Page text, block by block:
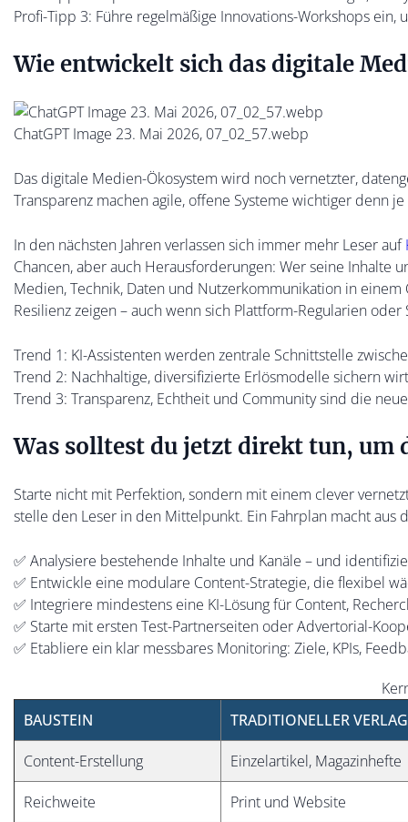
Profi-Tipp 3: Führe regelmäßige Innovations-Workshops
Wie entwickelt sich das digitale
ChatGPT Image 23. Mai 2026, 07_02_57.webp
Das digitale Medien-Ökosystem wird noch vernetzter,
Transparenz machen agile, offene Systeme wichtiger denn
In den nächsten Jahren verlassen sich immer mehr Leser auf
Chancen, aber auch Herausforderungen: Wer seine Inhalte
Medien, Technik, Daten und Nutzerkommunikation in
Resilienz zeigen – auch wenn sich Plattform-Regularien
Trend 1: KI-Assistenten werden zentrale Schnittstelle
Trend 2: Nachhaltige, diversifizierte Erlösmodelle sichern
Trend 3: Transparenz, Echtheit und Community sind die
Was solltest du jetzt direkt tun, um
Starte nicht mit Perfektion, sondern mit einem clever
stelle den Leser in den Mittelpunkt. Ein Fahrplan macht aus
✅ Analysiere bestehende Inhalte und Kanäle – und
✅ Entwickle eine modulare Content-Strategie, die flexibel
✅ Integriere mindestens eine KI-Lösung für Content,
✅ Starte mit ersten Test-Partnerseiten oder Advertorial-
✅ Etabliere ein klar messbares Monitoring: Ziele, KPIs,
BAUSTEIN
TRADITIONELLER VERLAG
Content-Erstellung Einzelartikel, Magazinhefte
Reichweite Print und Website